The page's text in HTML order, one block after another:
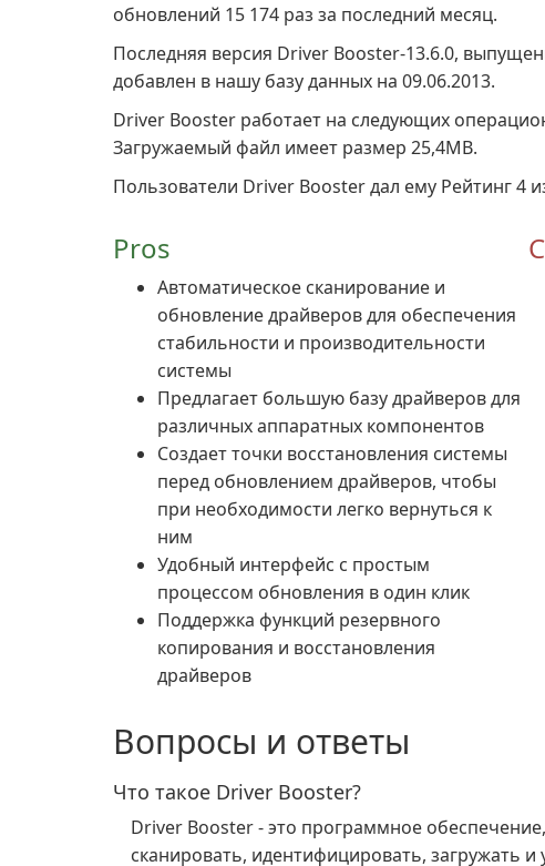
обновлений 15 174 раз за последний месяц.
Последняя версия Driver Booster-13.6.0,
добавлен в нашу базу данных на 09.06.2013.
Driver Booster работает на следующих
Загружаемый файл имеет размер 25,4MB.
Пользователи Driver Booster дал ему Рейтинг 4
Pros
Автоматическое сканирование и
обновление драйверов для обеспечения
стабильности и производительности
системы
Предлагает большую базу драйверов для
различных аппаратных компонентов
Создает точки восстановления системы
перед обновлением драйверов, чтобы
при необходимости легко вернуться к
ним
Удобный интерфейс с простым
процессом обновления в один клик
Поддержка функций резервного
копирования и восстановления
драйверов
Вопросы и ответы
Что такое Driver Booster?
Driver Booster - это программное
сканировать, идентифицировать, загружать